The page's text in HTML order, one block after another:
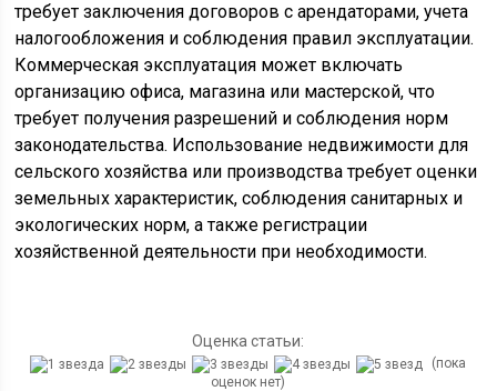
требует заключения договоров с арендаторами, учета
налогообложения и соблюдения правил эксплуатации.
Коммерческая эксплуатация может включать
организацию офиса, магазина или мастерской, что
требует получения разрешений и соблюдения норм
законодательства. Использование недвижимости для
сельского хозяйства или производства требует оценки
земельных характеристик, соблюдения санитарных и
экологических норм, а также регистрации
хозяйственной деятельности при необходимости.
Оценка статьи:
(пока
оценок нет)